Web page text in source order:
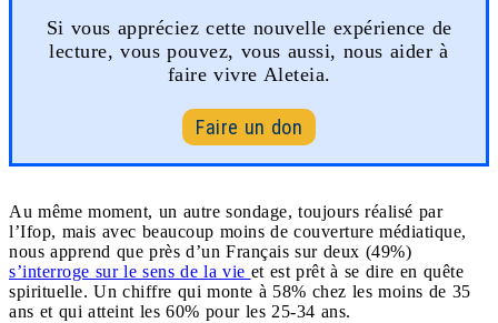
Si vous appréciez cette nouvelle expérience de
lecture, vous pouvez, vous aussi, nous aider à
faire vivre Aleteia.
Faire un don
Au même moment, un autre sondage, toujours réalisé par
l’Ifop, mais avec beaucoup moins de couverture médiatique,
nous apprend que près d’un Français sur deux (49%)
s’interroge sur le sens de la vie et est prêt à se dire en quête
spirituelle. Un chiffre qui monte à 58% chez les moins de 35
ans et qui atteint les 60% pour les 25-34 ans.